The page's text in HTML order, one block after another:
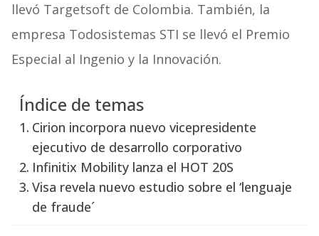
llevó Targetsoft de Colombia. También, la
empresa Todosistemas STI se llevó el Premio
Especial al Ingenio y la Innovación.
Índice de temas
Cirion incorpora nuevo vicepresidente
ejecutivo de desarrollo corporativo
Infinitix Mobility lanza el HOT 20S
Visa revela nuevo estudio sobre el ‘lenguaje
de fraude´